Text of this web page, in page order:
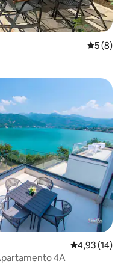
5 de
5 (8)
4,93 de uma
4,93 (14)
4A